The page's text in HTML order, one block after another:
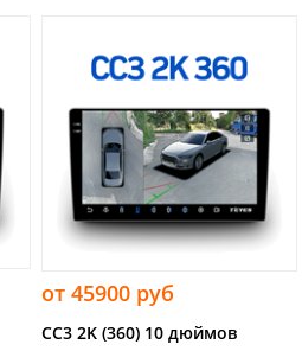
от 45900 руб
CC3 2K (360) 10 дюймов